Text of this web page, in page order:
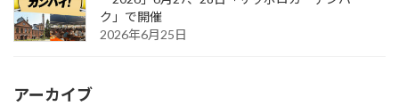
ク」で開催
2026年6月25日
アーカイブ